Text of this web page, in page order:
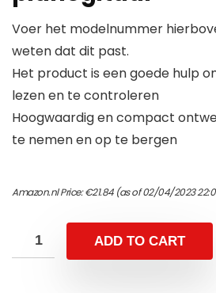
Voer het modelnummer
weten dat dit past.
Het product is een goede hulp
lezen en te controleren
Hoogwaardig en compact
te nemen en op te bergen
Amazon.nl Price:€21.84(as of 02/04/2023
ADD TO CART